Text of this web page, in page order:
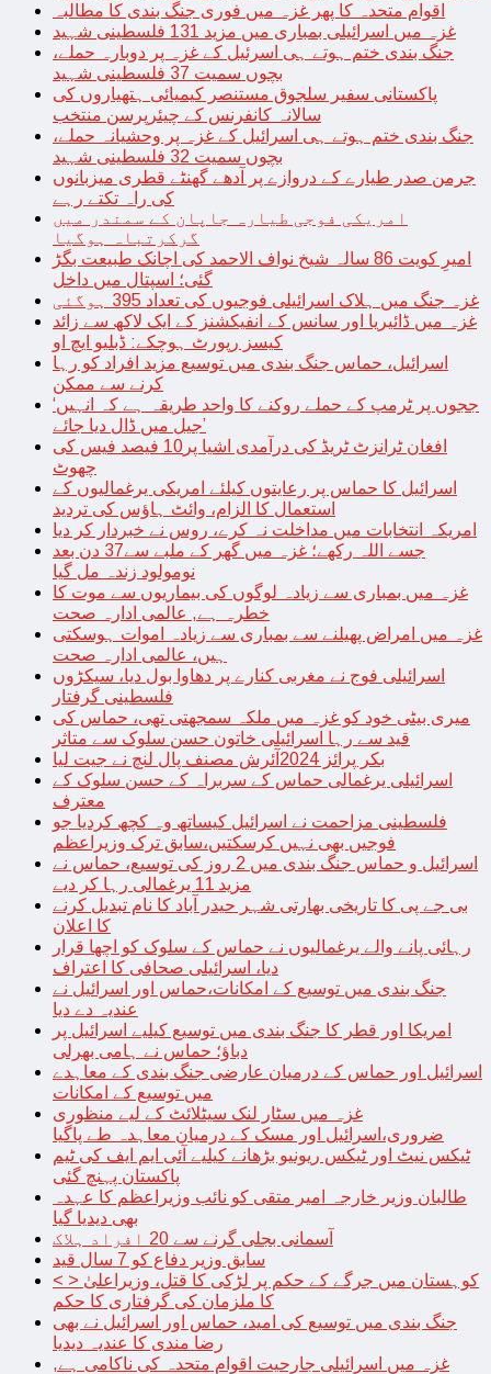
اقوام متحدہ کا پھر غزہ میں فوری جنگ بندی کا مطالبہ
غزہ میں اسرائیلی بمباری میں مزید 131 فلسطینی شہید
جنگ بندی ختم ہوتے ہی اسرئیل کے غزہ پر دوبارہ حملے،
بچوں سمیت 37 فلسطینی شہید
پاکستانی سفیر سلجوق مستنصر کیمیائی ہتھیاروں کی
سالانہ کانفرنس کے چیئرپرسن منتخب
جنگ بندی ختم ہوتے ہی اسرائیل کے غزہ پر وحشیانہ حملے،
بچوں سمیت 32 فلسطینی شہید
جرمن صدر طیارے کے دروازے پر آدھے گھنٹے قطری میزبانوں
کی راہ تکتے رہے
امریکی فوجی طیارہ جاپان کے سمندر میں
گرکرتباہ ہوگیا
امیرِ کویت 86 سالہ شیخ نواف الاحمد کی اچانک طبیعت بگڑ
گئی؛ اسپتال میں داخل
غزہ جنگ میں ہلاک اسرائیلی فوجیوں کی تعداد 395 ہوگئی
غزہ میں ڈائیریا اور سانس کے انفیکشنز کے ایک لاکھ سے زائد
کیسز رپورٹ ہوچکے: ڈبلیو ایچ او
اسرائیل، حماس جنگ بندی میں توسیع مزید افراد کو رہا
کرنے سے ممکن
‘ججوں پر ٹرمپ کے حملے روکنے کا واحد طریقہ ہے کہ انہیں
جیل میں ڈال دیا جائے’
افغان ٹرانزٹ ٹریڈ کی درآمدی اشیا پر10 فیصد فیس کی
چھوٹ
اسرائیل کا حماس پر رعایتوں کیلئے امریکی یرغمالیوں کے
استعمال کا الزام، وائٹ ہاؤس کی تردید
امریکہ انتخابات میں مداخلت نہ کرے، روس نے خبردار کر دیا
جسے اللہ رکھے؛ غزہ میں گھر کے ملبے سے37 دن بعد
نومولود زندہ مل گیا
غزہ میں بمباری سے زیادہ لوگوں کی بیماریوں سے موت کا
خطرہ ہے, عالمی ادارہ صحت
غزہ میں امراض پھیلنے سے بمباری سے زیادہ اموات ہوسکتی
ہیں، عالمی ادارہ صحت
اسرائیلی فوج نے مغربی کنارے پر دھاوا بول دیا، سیکڑوں
فلسطینی گرفتار
میری بیٹی خود کو غزہ میں ملکہ سمجھتی تھی، حماس کی
قید سے رہا اسرائیلی خاتون حسن سلوک سے متاثر
بکر پرائز 2024آئرش مصنف پال لنچ نے جیت لیا
اسرائیلی یرغمالی حماس کے سربراہ کے حسن سلوک کے
معترف
فلسطینی مزاحمت نے اسرائیل کیساتھ وہ کچھ کردیا جو
فوجیں بھی نہیں کرسکتیں،سابق ترک وزیراعظم
اسرائیل و حماس جنگ بندی میں 2 روز کی توسیع، حماس نے
مزید 11 یرغمالی رہا کر دیے
بی جے پی کا تاریخی بھارتی شہر حیدر آباد کا نام تبدیل کرنے
کا اعلان
رہائی پانے والے یرغمالیوں نے حماس کے سلوک کو اچھا قرار
دیا، اسرائیلی صحافی کا اعتراف
جنگ بندی میں توسیع کے امکانات،حماس اور اسرائیل نے
عندیہ دے دیا
امریکا اور قطر کا جنگ بندی میں توسیع کیلیے اسرائیل پر
دباؤ؛ حماس نے ہامی بھرلی
اسرائیل اور حماس کے درمیان عارضی جنگ بندی کے معاہدے
میں توسیع کے امکانات
غزہ میں سٹار لنک سیٹلائٹ کے لیے منظوری
ضروری،اسرائیل اور مسک کے درمیان معاہدہ طے پاگیا
ٹیکس نیٹ اور ٹیکس ریونیو بڑھانے کیلیے آئی ایم ایف کی ٹیم
پاکستان پہنچ گئی
طالبان وزیر خارجہ امیر متقی کو نائب وزیراعظم کا عہدہ
بھی دیدیا گیا
آسمانی بجلی گرنے سے 20 افراد ہلاک
سابق وزیر دفاع کو 7 سال قید
< > کوہستان میں جرگے کے حکم پر لڑکی کا قتل، وزیراعلیٰ
کا ملزمان کی گرفتاری کا حکم
جنگ بندی میں توسیع کی امید، حماس اور اسرائیل نے بھی
رضا مندی کا عندیہ دیدیا
غزہ میں اسرائیلی جارحیت اقوام متحدہ کی ناکامی ہے,